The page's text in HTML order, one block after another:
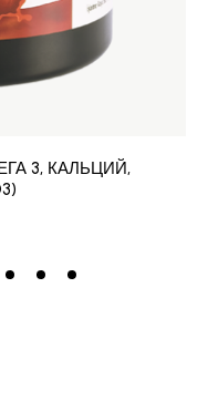
3, КАЛЬЦИЙ,